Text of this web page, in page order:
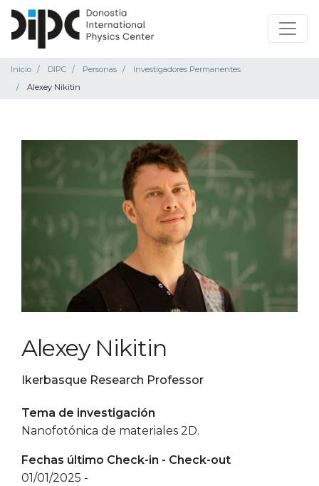
Inicio DIPC Personas
Investigadores Permanentes
Alexey Nikitin
Alexey Nikitin
Ikerbasque Research Professor
Tema de investigación
Nanofotónica de materiales 2D.
Fechas último Check-in - Check-out
01/01/2025 -